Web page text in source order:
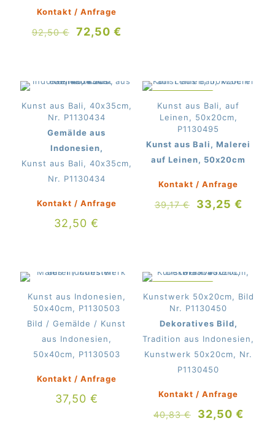
Kontakt / Anfrage
92,50€
Ursprünglicher
72,50 €
Kunst aus Bali, 40x35cm,
Nr. P1130434
Gemälde aus
Indonesien,
Kunst aus Bali, 40x35cm,
Nr. P1130434
Kontakt / Anfrage
32,50€
Kunst aus Bali, auf
Leinen, 50x20cm,
P1130495
Kunst aus Bali, Malerei
auf Leinen, 50x20cm
Kontakt / Anfrage
39,17€ 33,25 €
Kunst aus Indonesien,
50x40cm, P1130503
Bild / Gemälde / Kunst
aus Indonesien,
50x40cm, P1130503
Kontakt / Anfrage
37,50 €
Kunstwerk 50x20cm, Bild
Nr. P1130450
Dekoratives Bild,
Tradition aus Indonesien,
Kunstwerk 50x20cm, Nr.
P1130450
Kontakt / Anfrage
40,83€ 32,50 €